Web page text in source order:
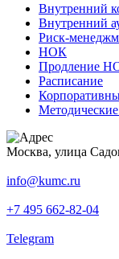
Внутренний
Внутренний
Риск-
НОК
Продление
Расписание
Москва, улица
info@kumc.ru
+7 495 662-82-04
Telegram